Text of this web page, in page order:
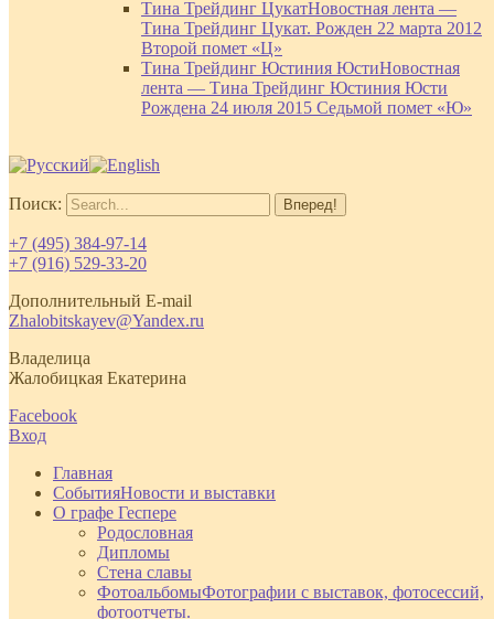
Тина Трейдинг ЦукатНовостная лента —
Тина Трейдинг Цукат. Рожден 22 марта 2012
Второй помет «Ц»
Тина Трейдинг Юстиния ЮстиНовостная
лента — Тина Трейдинг Юстиния Юсти
Рождена 24 июля 2015 Седьмой помет «Ю»
Поиск:
+7 (495) 384-97-14
+7 (916) 529-33-20
Дополнительный E-mail
Zhalobitskayev@Yandex.ru
Владелица
Жалобицкая Екатерина
Facebook
Вход
Главная
СобытияНовости и выставки
О графе Геспере
Родословная
Дипломы
Стена славы
ФотоальбомыФотографии с выставок, фотосессий,
фотоотчеты.